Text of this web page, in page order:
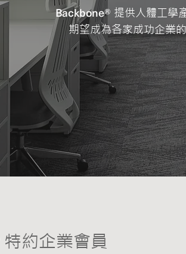
Backbone® 提供人體工學
期望成為各家成功企業
特約企業會員